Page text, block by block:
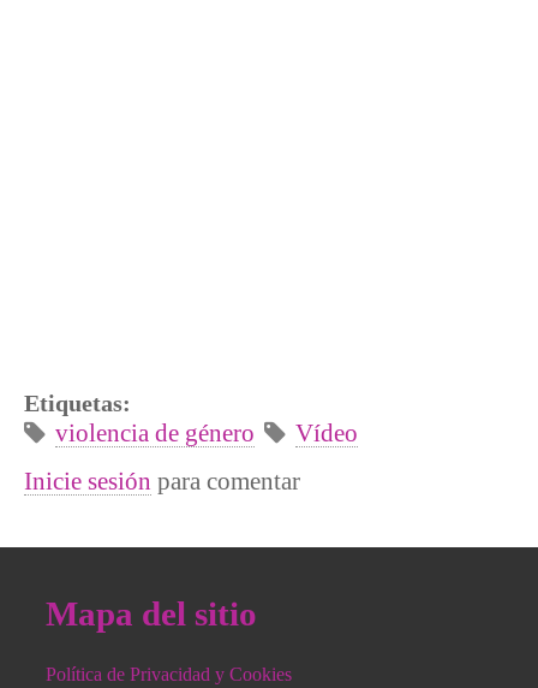
Etiquetas:
violencia de género
Vídeo
Inicie sesión para comentar
Mapa del sitio
Política de Privacidad y Cookies